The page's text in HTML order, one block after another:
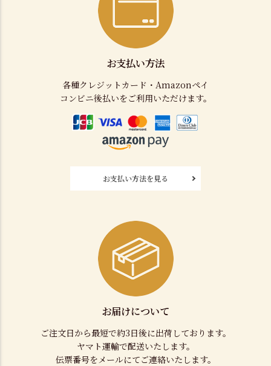
お支払い方法
各種クレジットカード・Amazonペイ
コンビニ後払いをご利用いただけます。
お支払い方法を見る
お届けについて
ご注文日から最短で約3日後に出荷しております。
ヤマト運輸で配送いたします。
伝票番号をメールにてご連絡いたします。